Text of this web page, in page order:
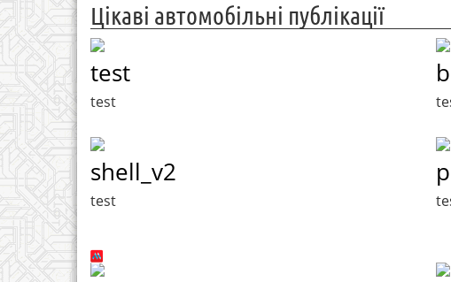
Цікаві автомобільні публікації
test
test
shell_v2
test